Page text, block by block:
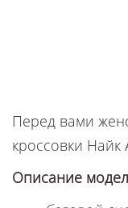
Перед вами
кроссовки
Описание